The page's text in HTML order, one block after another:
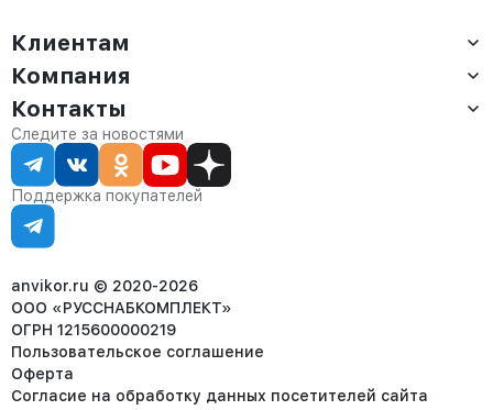
Клиентам
Доставка
Оплата
Сервис
Статус заказа
Статьи
Компания
О компании
Контакты
Партнёрам
Контакты
Отдел продаж:
8 (800) 234-22-62
corp@anvikor.ru
Ежедневно, с 7:00-19:00 (МСК)
Отдел рекламации:
8 (953) 455-25-61
Следите за новостями
Поддержка покупателей
anvikor.ru © 2020-2026
ООО «РУССНАБКОМПЛЕКТ»
ОГРН 1215600000219
Пользовательское соглашение
Оферта
Согласие на обработку данных посетителей сайта